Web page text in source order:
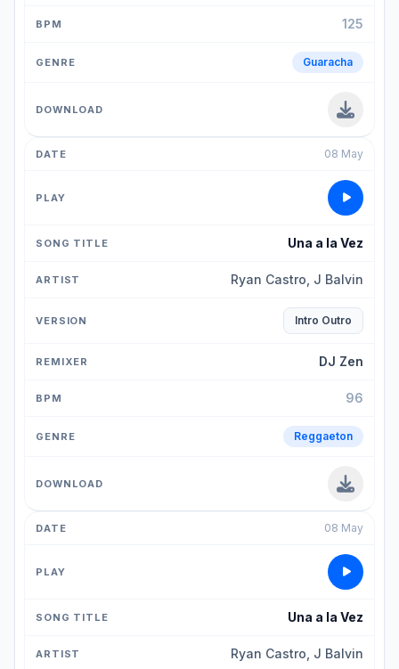
125
Guaracha
08 May
Una a la Vez
Ryan Castro, J Balvin
Intro Outro
DJ Zen
96
Reggaeton
08 May
Una a la Vez
Ryan Castro, J Balvin